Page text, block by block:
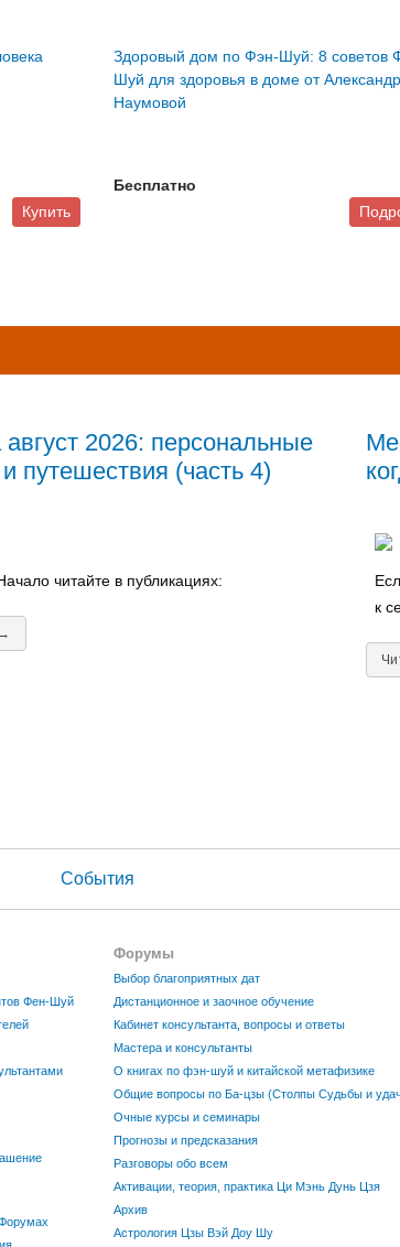
Купить
Здоровый дом по Фэн-Шуй: 8 советов
Шуй для здоровья в доме от
Наумовой
Бесплатно
август 2026: персональные
путешествия (часть 4)
читайте в публикациях:
к
События
Фен-Шуй
Форумы
Выбор благоприятных дат
Дистанционное и заочное обучение
Кабинет консультанта, вопросы и ответы
Мастера и консультанты
О книгах по фэн-шуй и китайской метафизике
Общие вопросы по Ба-цзы (Столпы Судьбы и
Очные курсы и семинары
Прогнозы и предсказания
Разговоры обо всем
Активации, теория, практика Ци Мэнь Дунь Цзя
Архив
Астрология Цзы Вэй Доу Шу